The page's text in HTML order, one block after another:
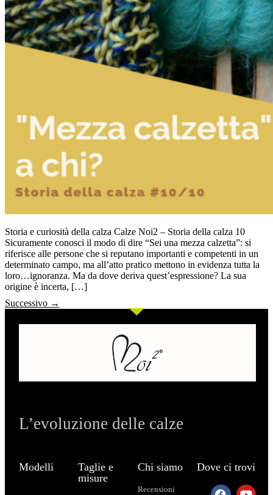
Storia e curiosità della calza Calze Noi2 – Storia della calza 10
Sicuramente conosci il modo di dire “Sei una mezza calzetta”: si
riferisce alle persone che si reputano importanti e competenti in un
determinato campo, ma all’atto pratico mettono in evidenza tutta la
loro…ignoranza. Ma da dove deriva quest’espressione? La sua
origine è incerta, […]
Successivo →
L’evoluzione delle calze
Modelli
Taglie e
misure
Chi siamo
Recensioni
Dove ci trovi